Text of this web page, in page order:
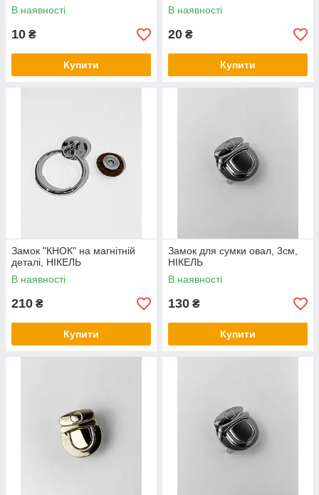
В наявності
10 ₴
Купити
В наявності
20 ₴
Купити
Замок "КНОК" на магнітній
деталі, НІКЕЛЬ
В наявності
210 ₴
Купити
Замок для сумки овал, 3см,
НІКЕЛЬ
В наявності
130 ₴
Купити